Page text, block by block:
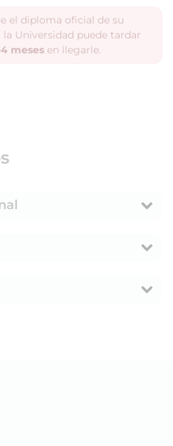
el diploma oficial de su
Universidad puede tardar
meses en llegarle.